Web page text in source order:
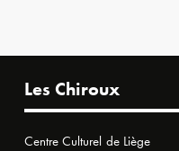
Les Chiroux
Centre Culturel de Liège